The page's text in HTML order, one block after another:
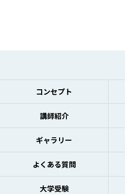
コンセプト
講師紹介
ギャラリー
よくある質問
大学受験